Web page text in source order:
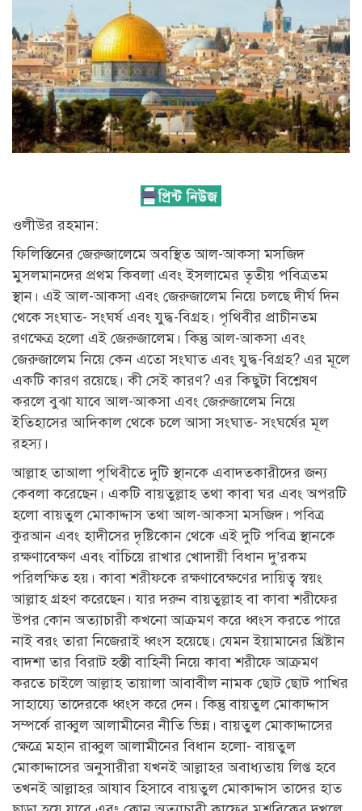
ওলীউর রহমান:
ফিলিস্তিনের জেরুজালেমে অবস্থিত আল-আকসা মসজিদ
মুসলমানদের প্রথম কিবলা এবং ইসলামের তৃতীয় পবিত্রতম
স্থান। এই আল-আকসা এবং জেরুজালেম নিয়ে চলছে দীর্ঘ দিন
থেকে সংঘাত- সংঘর্ষ এবং যুদ্ধ-বিগ্রহ। পৃথিবীর প্রাচীনতম
রণক্ষেত্র হলো এই জেরুজালেম। কিন্তু আল-আকসা এবং
জেরুজালেম নিয়ে কেন এতো সংঘাত এবং যুদ্ধ-বিগ্রহ? এর মূলে
একটি কারণ রয়েছে। কী সেই কারণ? এর কিছুটা বিশ্লেষণ
করলে বুঝা যাবে আল-আকসা এবং জেরুজালেম নিয়ে
ইতিহাসের আদিকাল থেকে চলে আসা সংঘাত- সংঘর্ষের মূল
রহস্য।
আল্লাহ তাআলা পৃথিবীতে দুটি স্থানকে এবাদতকারীদের জন্য
কেবলা করেছেন। একটি বায়তুল্লাহ তথা কাবা ঘর এবং অপরটি
হলো বায়তুল মোকাদ্দাস তথা আল-আকসা মসজিদ। পবিত্র
কুরআন এবং হাদীসের দৃষ্টিকোন থেকে এই দুটি পবিত্র স্থানকে
রক্ষণাবেক্ষণ এবং বাঁচিয়ে রাখার খোদায়ী বিধান দু’রকম
পরিলক্ষিত হয়। কাবা শরীফকে রক্ষণাবেক্ষণের দায়িত্ব স্বয়ং
আল্লাহ গ্রহণ করেছেন। যার দরুন বায়তুল্লাহ বা কাবা শরীফের
উপর কোন অত্যাচারী কখনো আক্রমণ করে ধ্বংস করতে পারে
নাই বরং তারা নিজেরাই ধ্বংস হয়েছে। যেমন ইয়ামানের খ্রিষ্টান
বাদশা তার বিরাট হস্তী বাহিনী নিয়ে কাবা শরীফে আক্রমণ
করতে চাইলে আল্লাহ তায়ালা আবাবীল নামক ছোট ছোট পাখির
সাহায্যে তাদেরকে ধ্বংস করে দেন। কিন্তু বায়তুল মোকাদ্দাস
সম্পর্কে রাব্বুল আলামীনের নীতি ভিন্ন। বায়তুল মোকাদ্দাসের
ক্ষেত্রে মহান রাব্বুল আলামীনের বিধান হলো- বায়তুল
মোকাদ্দাসের অনুসারীরা যখনই আল্লাহর অবাধ্যতায় লিপ্ত হবে
তখনই আল্লাহর আযাব হিসাবে বায়তুল মোকাদ্দাস তাদের হাত